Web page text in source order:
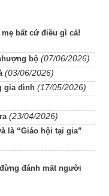
bất cứ điều gì cả!
bộ (07/06/2026)
(03/06/2026)
gia đình (17/05/2026)
(23/04/2026)
là “Giáo hội tại gia”
đánh mất người